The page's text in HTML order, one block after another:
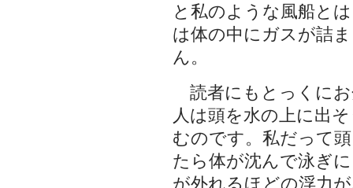
と私のような風船と
は体の中にガスが詰
ん。
読者にもとっくに
人は頭を水の上に出
むのです。私だって
たら体が沈んで泳ぎ
が外れるほどの浮力